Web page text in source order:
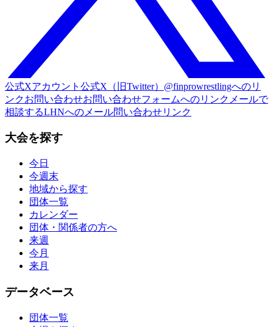
公式Xアカウント 公式X（旧Twitter）@finprowrestlingへのリ
ンクお問い合わせお問い合わせフォームへのリンク メールで
相談するLHNへのメール問い合わせリンク
大会を探す
今日
今週末
地域から探す
団体一覧
カレンダー
団体・関係者の方へ
来週
今月
来月
データベース
団体一覧